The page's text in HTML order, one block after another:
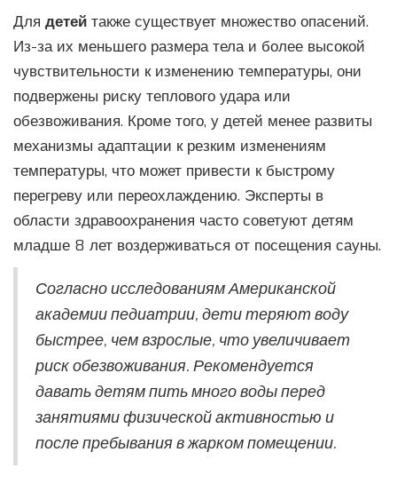
Для детей также существует множество опасений.
Из-за их меньшего размера тела и более высокой
чувствительности к изменению температуры, они
подвержены риску теплового удара или
обезвоживания. Кроме того, у детей менее развиты
механизмы адаптации к резким изменениям
температуры, что может привести к быстрому
перегреву или переохлаждению. Эксперты в
области здравоохранения часто советуют детям
младше 8 лет воздерживаться от посещения сауны.
Согласно исследованиям Американской
академии педиатрии, дети теряют воду
быстрее, чем взрослые, что увеличивает
риск обезвоживания. Рекомендуется
давать детям пить много воды перед
занятиями физической активностью и
после пребывания в жарком помещении.